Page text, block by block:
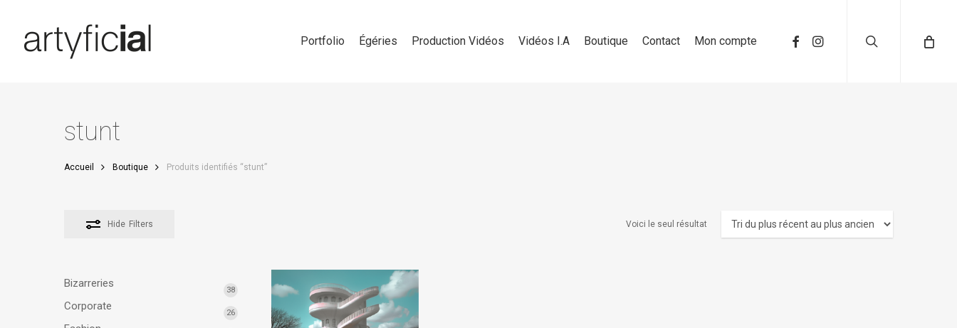
content
Portfolio Égéries Production Vidéos Vidéos I.A Boutique Contact Mon compte
stunt
Accueil Boutique Produits identifiés “stunt”
Hide Filters Voici le seul résultat
Bizarreries
38
Corporate
26